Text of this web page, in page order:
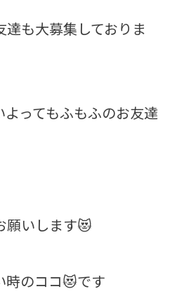
も大募集しておりま
ってもふもふのお友達
願いします😻
時のココ😻です